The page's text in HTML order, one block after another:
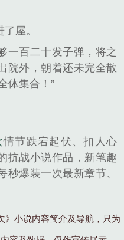
屋。
一百二十发子弹，将之
院外，朝着还未完全散
体集合！”
情节跌宕起伏、扣人心
抗战小说作品，新笔趣
秒爆装一次最新章节、
》小说内容简介及导航，只为